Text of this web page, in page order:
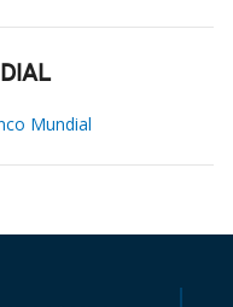
Mundial